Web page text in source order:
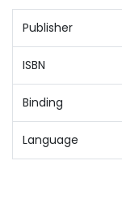
Publisher
ISBN
Binding
Language